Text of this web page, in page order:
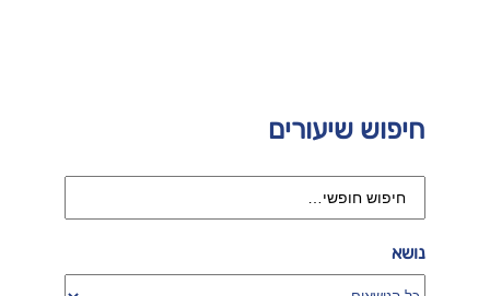
חיפוש שיעורים
נושא